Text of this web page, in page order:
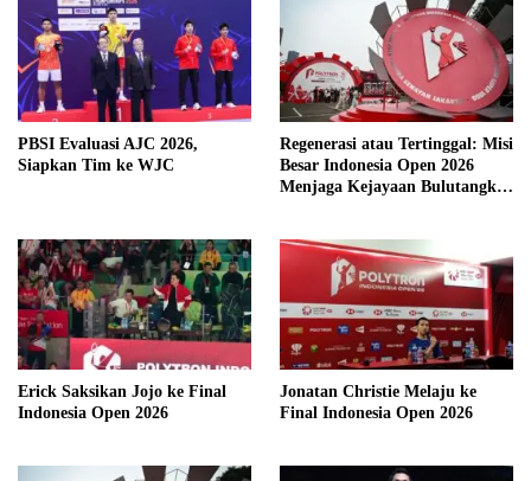
PBSI Evaluasi AJC 2026,
Siapkan Tim ke WJC
Regenerasi atau Tertinggal: Misi
Besar Indonesia Open 2026
Menjaga Kejayaan Bulutangkis
Erick Saksikan Jojo ke Final
Indonesia Open 2026
Jonatan Christie Melaju ke
Final Indonesia Open 2026